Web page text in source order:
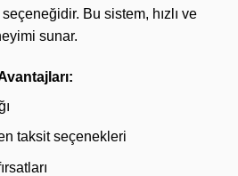
seçeneğidir. Bu sistem, hızlı ve
sunar.
taksit seçenekleri